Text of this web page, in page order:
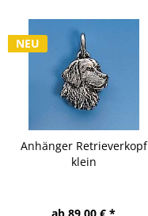
NEU
Anhänger Retrieverkopf
klein